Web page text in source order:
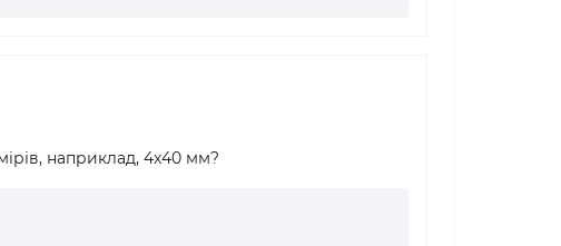
наприклад, 4x40 мм?